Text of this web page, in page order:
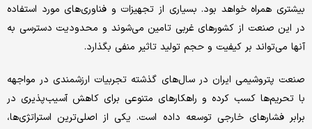
بیشتری همراه خواهد بود. بسیاری از تجهیزات و فناوری‌‌های مورد استفاده
در این صنعت از کشورهای غربی تامین می‌شوند و محدودیت دسترسی به
آنها می‌تواند بر کیفیت و حجم تولید تاثیر منفی بگذارد.
صنعت پتروشیمی ایران در سال‌های گذشته تجربیات ارزشمندی در مواجهه
با تحریم‌ها کسب کرده و راهکارهای متنوعی برای کاهش آسیب‌‌پذیری در
برابر فشارهای خارجی توسعه داده است. یکی از اصلی‌‌ترین استراتژی‌‌ها،